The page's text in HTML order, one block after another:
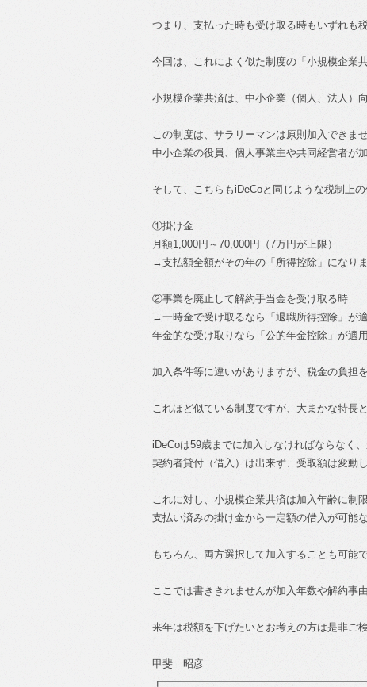
つまり、支払った時も受け取る時もいずれも
今回は、これによく似た制度の「小規模企業
小規模企業共済は、中小企業（個人、法人）
この制度は、サラリーマンは原則加入できませ
中小企業の役員、個人事業主や共同経営者が
そして、こちらもiDeCoと同じような税制上の
①掛け金
月額1,000円～70,000円（7万円が上限）
→支払額全額がその年の「所得控除」になりま
②事業を廃止して解約手当金を受け取る時
→一時金で受け取るなら「退職所得控除」が適
年金的な受け取りなら「公的年金控除」が適用
加入条件等に違いがありますが、税金の負担
これほど似ている制度ですが、大まかな特長
iDeCoは59歳までに加入しなければならなく、
契約者貸付（借入）は出来ず、受取額は変動し
これに対し、小規模企業共済は加入年齢に制
支払い済みの掛け金から一定額の借入が可能
もちろん、両方選択して加入することも可能で
ここでは書ききれませんが加入年数や解約事
来年は税額を下げたいとお考えの方は是非ご
甲斐 昭彦